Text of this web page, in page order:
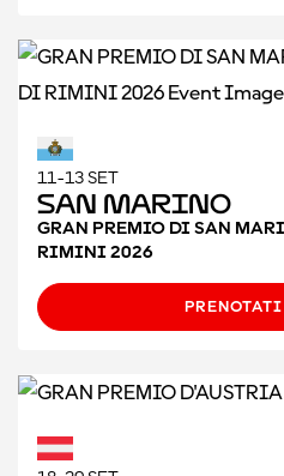
11-13 SET
San Marino
GRAN PREMIO DI SAN
RIMINI 2026